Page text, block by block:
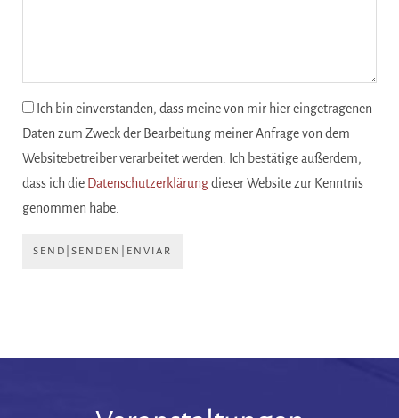
Ich bin einverstanden, dass meine von mir hier eingetragenen
Daten zum Zweck der Bearbeitung meiner Anfrage von dem
Websitebetreiber verarbeitet werden. Ich bestätige außerdem,
dass ich die Datenschutzerklärungdieser Website zur Kenntnis
genommen habe.
SEND|SENDEN|ENVIAR